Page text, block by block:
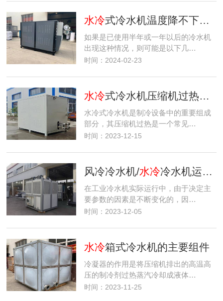
水冷式冷水机温度降不下来的原因分析
如果是已使用半年或一年以后的冷水机
出现这种情况，则可能是以下几…
时间：2024-02-23
水冷式冷水机压缩机过热的原因及解决方法是什么？
水冷式冷水机是制冷设备中的重要组成
部分，其压缩机过热是一个常见…
时间：2023-12-15
风冷冷水机/水冷冷水机运行参数调节
在工业冷水机实际运行中，由于决定主
要参数的因素是不断变化的，因…
时间：2023-12-05
水冷箱式冷水机的主要组件
冷凝器的作用是将压缩机排出的高温高
压的制冷剂过热蒸汽冷却成液体…
时间：2023-11-25